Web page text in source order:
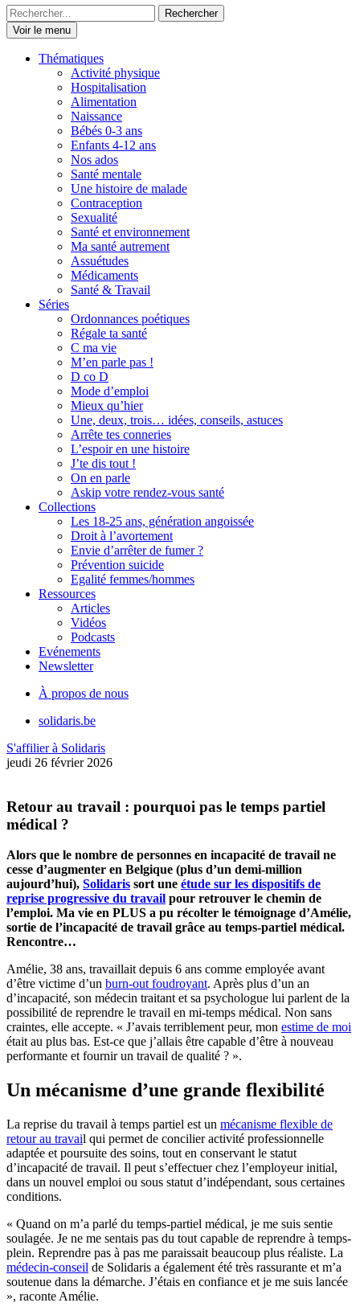
Rechercher :
Voir le menu
Thématiques
Activité physique
Hospitalisation
Alimentation
Naissance
Bébés 0-3 ans
Enfants 4-12 ans
Nos ados
Santé mentale
Une histoire de malade
Contraception
Sexualité
Santé et environnement
Ma santé autrement
Assuétudes
Médicaments
Santé & Travail
Séries
Ordonnances poétiques
Régale ta santé
C ma vie
M’en parle pas !
D co D
Mode d’emploi
Mieux qu’hier
Une, deux, trois… idées, conseils, astuces
Arrête tes conneries
L’espoir en une histoire
J’te dis tout !
On en parle
Askip votre rendez-vous santé
Collections
Les 18-25 ans, génération angoissée
Droit à l’avortement
Envie d’arrêter de fumer ?
Prévention suicide
Egalité femmes/hommes
Ressources
Articles
Vidéos
Podcasts
Evénements
Newsletter
À propos de nous
solidaris.be
S'affilier à Solidaris
jeudi 26 février 2026
Retour au travail : pourquoi pas le temps partiel
médical ?
Alors que le nombre de personnes en incapacité de travail ne
cesse d’augmenter en Belgique (plus d’un demi-million
aujourd’hui), Solidaris sort une étude sur les dispositifs de
reprise progressive du travail pour retrouver le chemin de
l’emploi. Ma vie en PLUS a pu récolter le témoignage d’Amélie,
sortie de l’incapacité de travail grâce au temps-partiel médical.
Rencontre…
Amélie, 38 ans, travaillait depuis 6 ans comme employée avant
d’être victime d’un burn-out foudroyant. Après plus d’un an
d’incapacité, son médecin traitant et sa psychologue lui parlent de la
possibilité de reprendre le travail en mi-temps médical. Non sans
craintes, elle accepte. « J’avais terriblement peur, mon estime de moi
était au plus bas. Est-ce que j’allais être capable d’être à nouveau
performante et fournir un travail de qualité ? ».
Un mécanisme d’une grande flexibilité
La reprise du travail à temps partiel est un mécanisme flexible de
retour au travail qui permet de concilier activité professionnelle
adaptée et poursuite des soins, tout en conservant le statut
d’incapacité de travail. Il peut s’effectuer chez l’employeur initial,
dans un nouvel emploi ou sous statut d’indépendant, sous certaines
conditions.
« Quand on m’a parlé du temps-partiel médical, je me suis sentie
soulagée. Je ne me sentais pas du tout capable de reprendre à temps-
plein. Reprendre pas à pas me paraissait beaucoup plus réaliste. La
médecin-conseil de Solidaris a également été très rassurante et m’a
soutenue dans la démarche. J’étais en confiance et je me suis lancée
», raconte Amélie.